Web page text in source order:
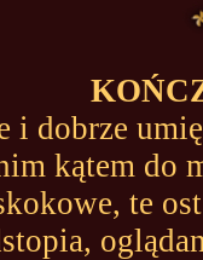
i dobrze
kątem do
te